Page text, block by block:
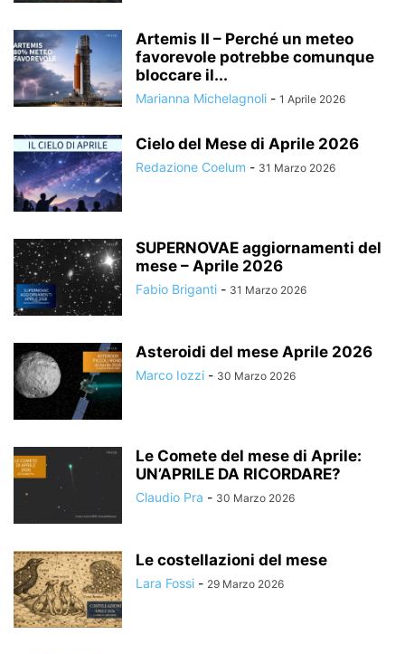
Artemis II – Perché un meteo
favorevole potrebbe comunque
bloccare il...
Marianna Michelagnoli - 1 Aprile 2026
Cielo del Mese di Aprile 2026
Redazione Coelum - 31 Marzo 2026
SUPERNOVAE aggiornamenti del
mese – Aprile 2026
Fabio Briganti - 31 Marzo 2026
Asteroidi del mese Aprile 2026
Marco Iozzi - 30 Marzo 2026
Le Comete del mese di Aprile:
UN’APRILE DA RICORDARE?
Claudio Pra - 30 Marzo 2026
Le costellazioni del mese
Lara Fossi - 29 Marzo 2026